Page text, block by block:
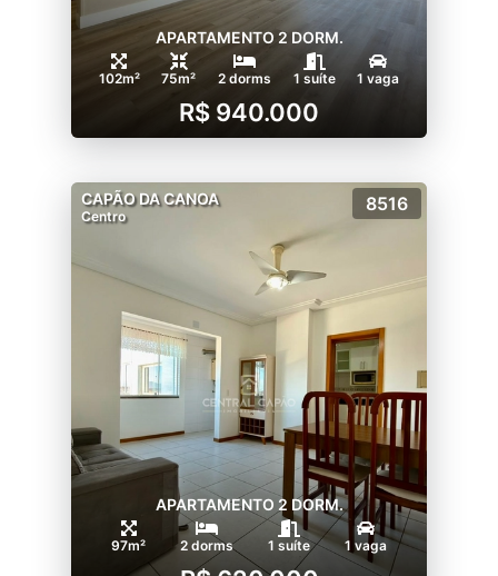
APARTAMENTO 2 DORM.
102m² 75m² 2 dorms 1 suíte 1 vaga
R$ 940.000
CAPÃO DA CANOA
Centro
8516
APARTAMENTO 2 DORM.
97m² 2 dorms 1 suíte 1 vaga